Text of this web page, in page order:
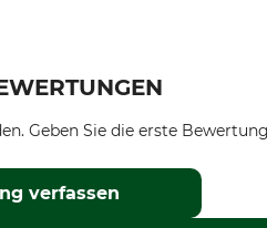
Geben Sie die erste
verfassen